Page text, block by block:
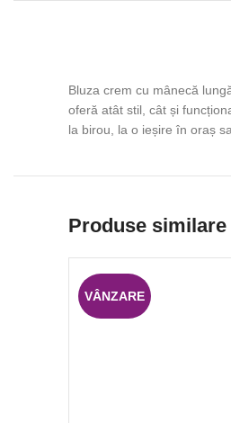
Bluza crem cu mânecă
oferă atât stil, cât și
la birou, la o ieșire în oraș
Produse similare
VÂNZARE